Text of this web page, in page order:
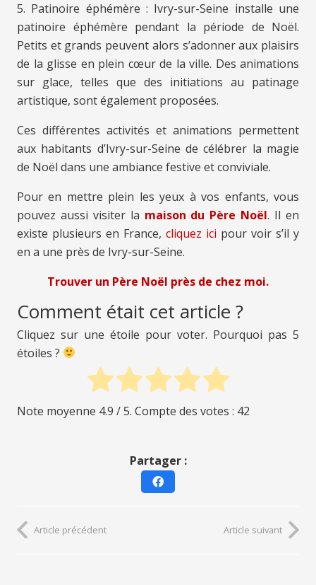
5. Patinoire éphémère : Ivry-sur-Seine installe une
patinoire éphémère pendant la période de Noël.
Petits et grands peuvent alors s’adonner aux plaisirs
de la glisse en plein cœur de la ville. Des animations
sur glace, telles que des initiations au patinage
artistique, sont également proposées.
Ces différentes activités et animations permettent
aux habitants d’Ivry-sur-Seine de célébrer la magie
de Noël dans une ambiance festive et conviviale.
Pour en mettre plein les yeux à vos enfants, vous
pouvez aussi visiter la maison du Père Noël. Il en
existe plusieurs en France, cliquez ici pour voir s’il y
en a une près de Ivry-sur-Seine.
Trouver un Père Noël près de chez moi.
Comment était cet article ?
Cliquez sur une étoile pour voter. Pourquoi pas 5
étoiles ?
Note moyenne 4.9 / 5. Compte des votes : 42
Partager :
Article précédent Article suivant